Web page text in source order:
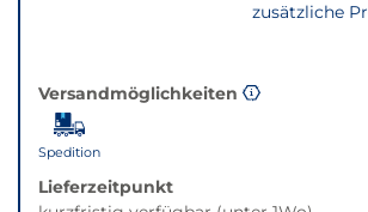
zusätzliche
Versandmöglichkeiten
Spedition
Lieferzeitpunkt